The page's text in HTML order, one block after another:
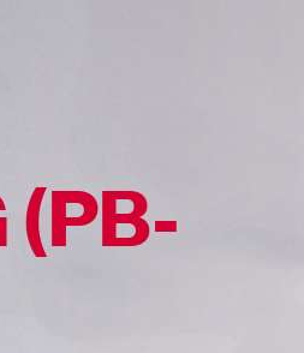
(PB-